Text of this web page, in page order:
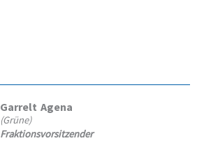
Garrelt Agena
(Grüne)
Fraktionsvorsitzender